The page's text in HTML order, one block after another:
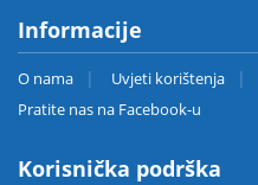
Informacije
O nama Uvjeti korištenja
Pratite nas na Facebook-u
Korisnička podrška